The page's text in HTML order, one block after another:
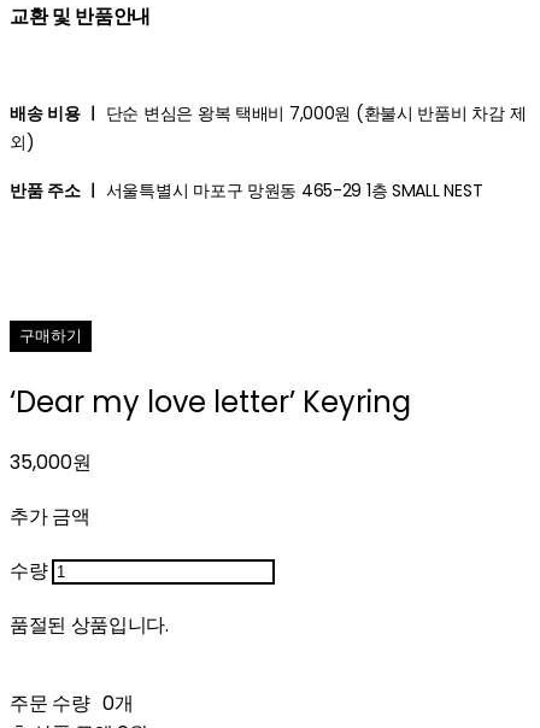
교환 및 반품안내
배송 비용 ㅣ 단순 변심은 왕복 택배비 7,000원 (환불시 반품비 차감 제
외)
반품 주소 ㅣ 서울특별시 마포구 망원동 465-29 1층 SMALL NEST
구매하기
‘Dear my love letter’ Keyring
35,000원
추가 금액
수량
품절된 상품입니다.
주문 수량 0개